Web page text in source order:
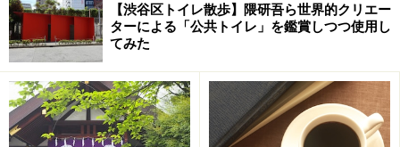
【渋谷区トイレ散歩】隈研吾ら世界的クリエー
ターによる「公共トイレ」を鑑賞しつつ使用し
てみた